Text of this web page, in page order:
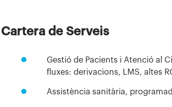
Cartera de Serveis
Gestió de Pacients i Atenció al
fluxes: derivacions, LMS, altes
Assistència sanitària,